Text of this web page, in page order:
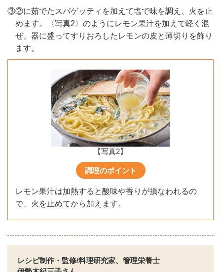
③②に茹でたスパゲッティを加えて塩で味を調え、火を止
めます。〈写真2〉のようにレモン果汁を加えて軽く混
ぜ、器に盛ってすりおろしたレモンの皮と薄切りを飾り
ます。
【写真2】
調理のポイント
レモン果汁は加熱すると酸味や香りが損なわれるの
で、火を止めてから加えます。
レシピ制作・監修/料理研究家、管理栄養士